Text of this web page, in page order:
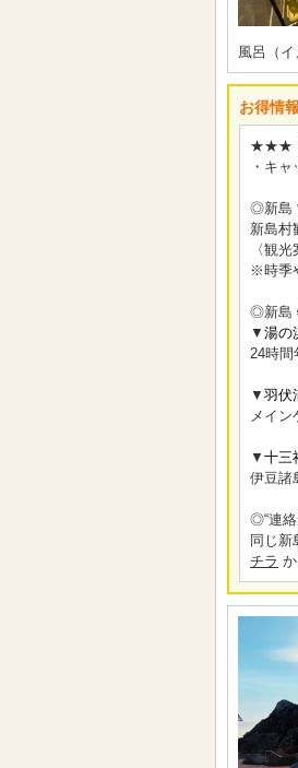
風呂（イ
お得情
★★★
・キ
◎新島
新島村
〈観
※時季
◎新島
▼ 湯の
24時間
▼ 羽伏
メイ
▼ 十三
伊豆諸
◎“連絡
同じ新
チラ